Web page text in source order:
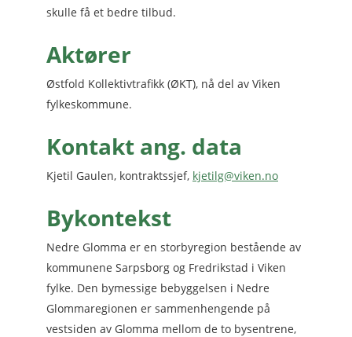
skulle få et bedre tilbud.
Aktører
Østfold Kollektivtrafikk (ØKT), nå del av Viken
fylkeskommune.
Kontakt ang. data
Kjetil Gaulen, kontraktssjef, kjetilg@viken.no
Bykontekst
Nedre Glomma er en storbyregion bestående av
kommunene Sarpsborg og Fredrikstad i Viken
fylke. Den bymessige bebyggelsen i Nedre
Glommaregionen er sammenhengende på
vestsiden av Glomma mellom de to bysentrene,